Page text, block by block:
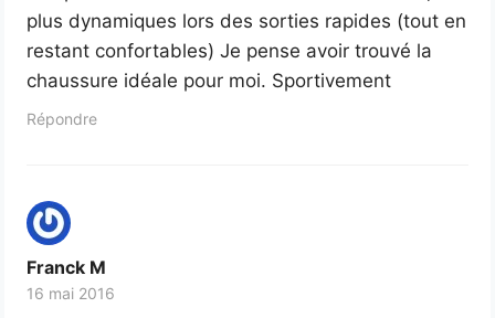
plus dynamiques lors des sorties rapides (tout en
restant confortables) Je pense avoir trouvé la
chaussure idéale pour moi. Sportivement
Répondre
Franck M
16 mai 2016